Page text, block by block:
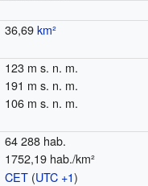
36,69km²
123 m s. n. m.
191 m s. n. m.
106 m s. n. m.
64 288 hab.
1752,19 hab./km²
CET (UTC +1)